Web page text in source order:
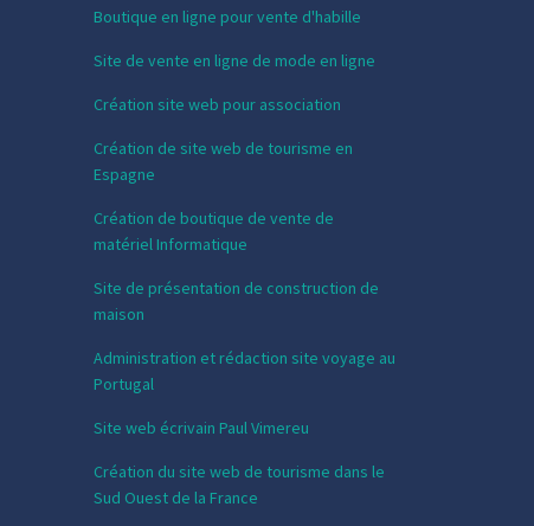
Boutique en ligne pour vente d'habille
Site de vente en ligne de mode en ligne
Création site web pour association
Création de site web de tourisme en
Espagne
Création de boutique de vente de
matériel Informatique
Site de présentation de construction de
maison
Administration et rédaction site voyage au
Portugal
Site web écrivain Paul Vimereu
Création du site web de tourisme dans le
Sud Ouest de la France